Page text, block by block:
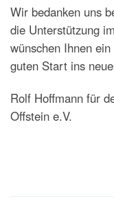
Wir bedanken uns
die Unterstützung
wünschen Ihnen
guten Start ins
Rolf Hoffmann für
Offstein e.V.